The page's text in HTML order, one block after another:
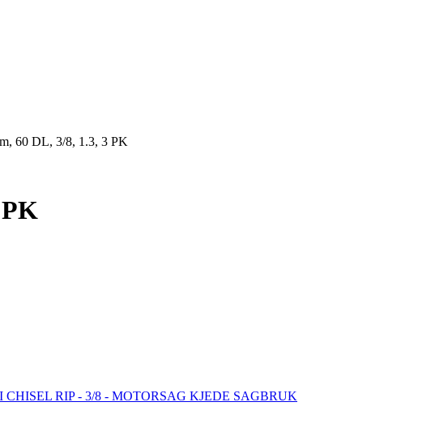
60 DL, 3/8, 1.3, 3 PK
CHISEL RIP - 3/8 - MOTORSAG KJEDE SAGBRUK